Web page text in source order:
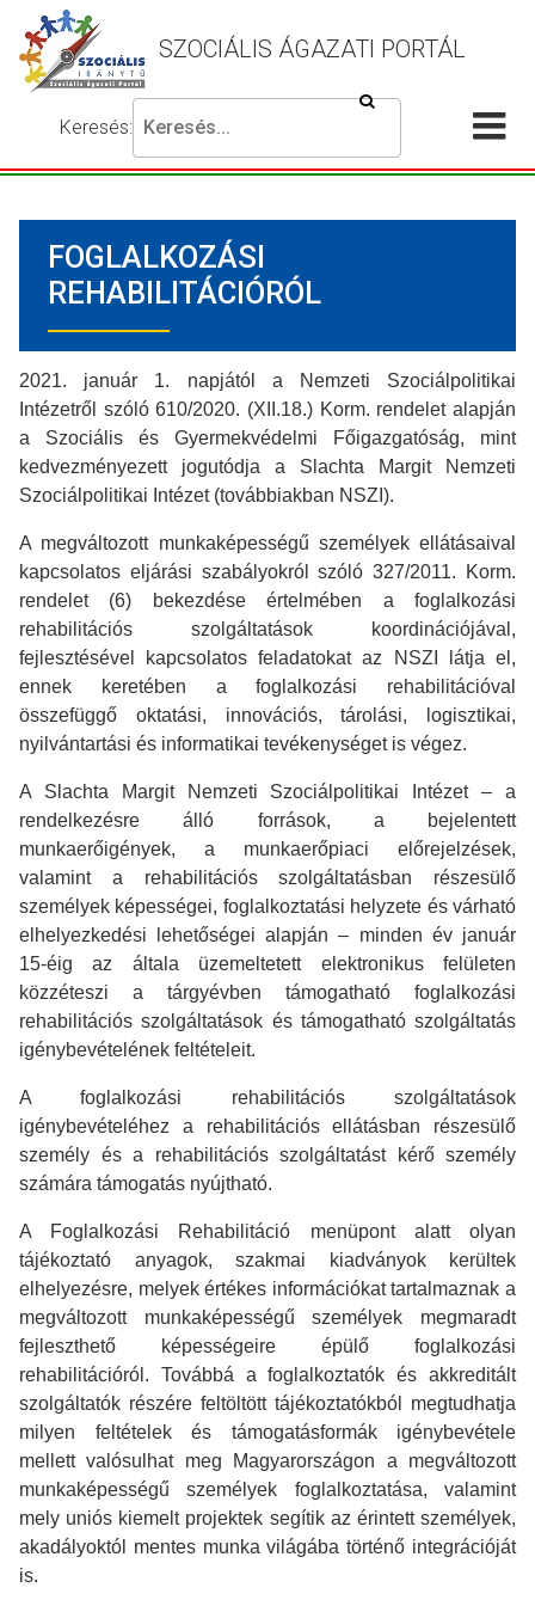
SZOCIÁLIS ÁGAZATI PORTÁL
Keresés:
Írja
be
keresni
kívánt
kifejezést,
meg
keresés
gombot.
Keresés
beállítások
FOGLALKOZÁSI
REHABILITÁCIÓRÓL
2021. január 1. napjától a Nemzeti Szociálpolitikai
Intézetről szóló 610/2020. (XII.18.) Korm. rendelet alapján
a Szociális és Gyermekvédelmi Főigazgatóság, mint
kedvezményezett jogutódja a Slachta Margit Nemzeti
Szociálpolitikai Intézet (továbbiakban NSZI).
A megváltozott munkaképességű személyek ellátásaival
kapcsolatos eljárási szabályokról szóló 327/2011. Korm.
rendelet(6) bekezdése értelmében a foglalkozási
rehabilitációs szolgáltatások koordinációjával,
fejlesztésével kapcsolatos feladatokat az NSZI látja el,
ennek keretében a foglalkozási rehabilitációval
összefüggő oktatási, innovációs, tárolási, logisztikai,
nyilvántartási és informatikai tevékenységet is végez.
A Slachta Margit Nemzeti Szociálpolitikai Intézet – a
rendelkezésre álló források, a bejelentett
munkaerőigények, a munkaerőpiaci előrejelzések,
valamint a rehabilitációs szolgáltatásban részesülő
személyek képességei, foglalkoztatási helyzete és várható
elhelyezkedési lehetőségei alapján – minden év január
15-éig az általa üzemeltetett elektronikus felületen
közzéteszi a tárgyévben támogatható foglalkozási
rehabilitációs szolgáltatások és támogatható szolgáltatás
igénybevételének feltételeit.
A foglalkozási rehabilitációs szolgáltatások
igénybevételéhez a rehabilitációs ellátásban részesülő
személy és a rehabilitációs szolgáltatást kérő személy
számára támogatás nyújtható.
A Foglalkozási Rehabilitáció menüpont alatt olyan
tájékoztató anyagok, szakmai kiadványok kerültek
elhelyezésre, melyek értékes információkat tartalmaznak a
megváltozott munkaképességű személyek megmaradt
fejleszthető képességeire épülő foglalkozási
rehabilitációról. Továbbá a foglalkoztatók és akkreditált
szolgáltatók részére feltöltött tájékoztatókból megtudhatja
milyen feltételek és támogatásformák igénybevétele
mellett valósulhat meg Magyarországon a megváltozott
munkaképességű személyek foglalkoztatása, valamint
mely uniós kiemelt projektek segítik az érintett személyek,
akadályoktól mentes munka világába történő integrációját
is.